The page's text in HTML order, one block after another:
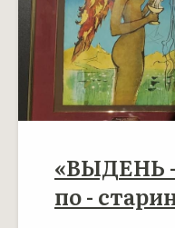
«ВЫДЕНЬ
по -